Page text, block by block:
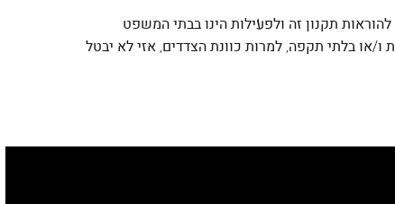
להוראות תקנון זה ולפעילות הינו בבתי המשפט
או בלתי תקפה, למרות כוונת הצדדים, אזי לא יבטל